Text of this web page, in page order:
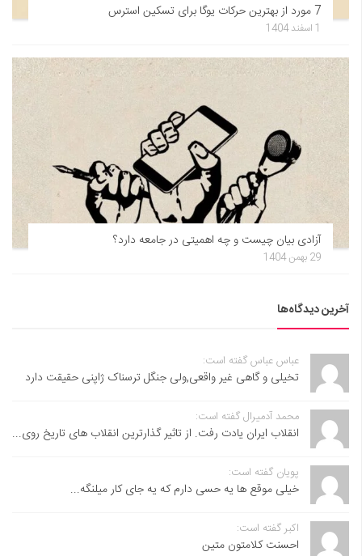
7 مورد از بهترین حرکات یوگا برای تسکین استرس
1 اسفند 1404
آزادی بیان چیست و چه اهمیتی در جامعه دارد؟
29 بهمن 1404
آخرین دیدگاه‌ها
عباس عباس گفته است:
تخیلی و گاهی غیر واقعی,ولی جنگل ترسناک ژاپنی حقیقت دارد
محمد آدمیرال گفته است:
انقلاب ایران یادت رفت. از تاثیر گذارترین انقلاب های تاریخ روی...
پویان گفته است:
خیلی موقع ها یه حسی دارم که یه جای کار میلنگه...
اکبر گفته است:
احسنت ‌کلامتون متین